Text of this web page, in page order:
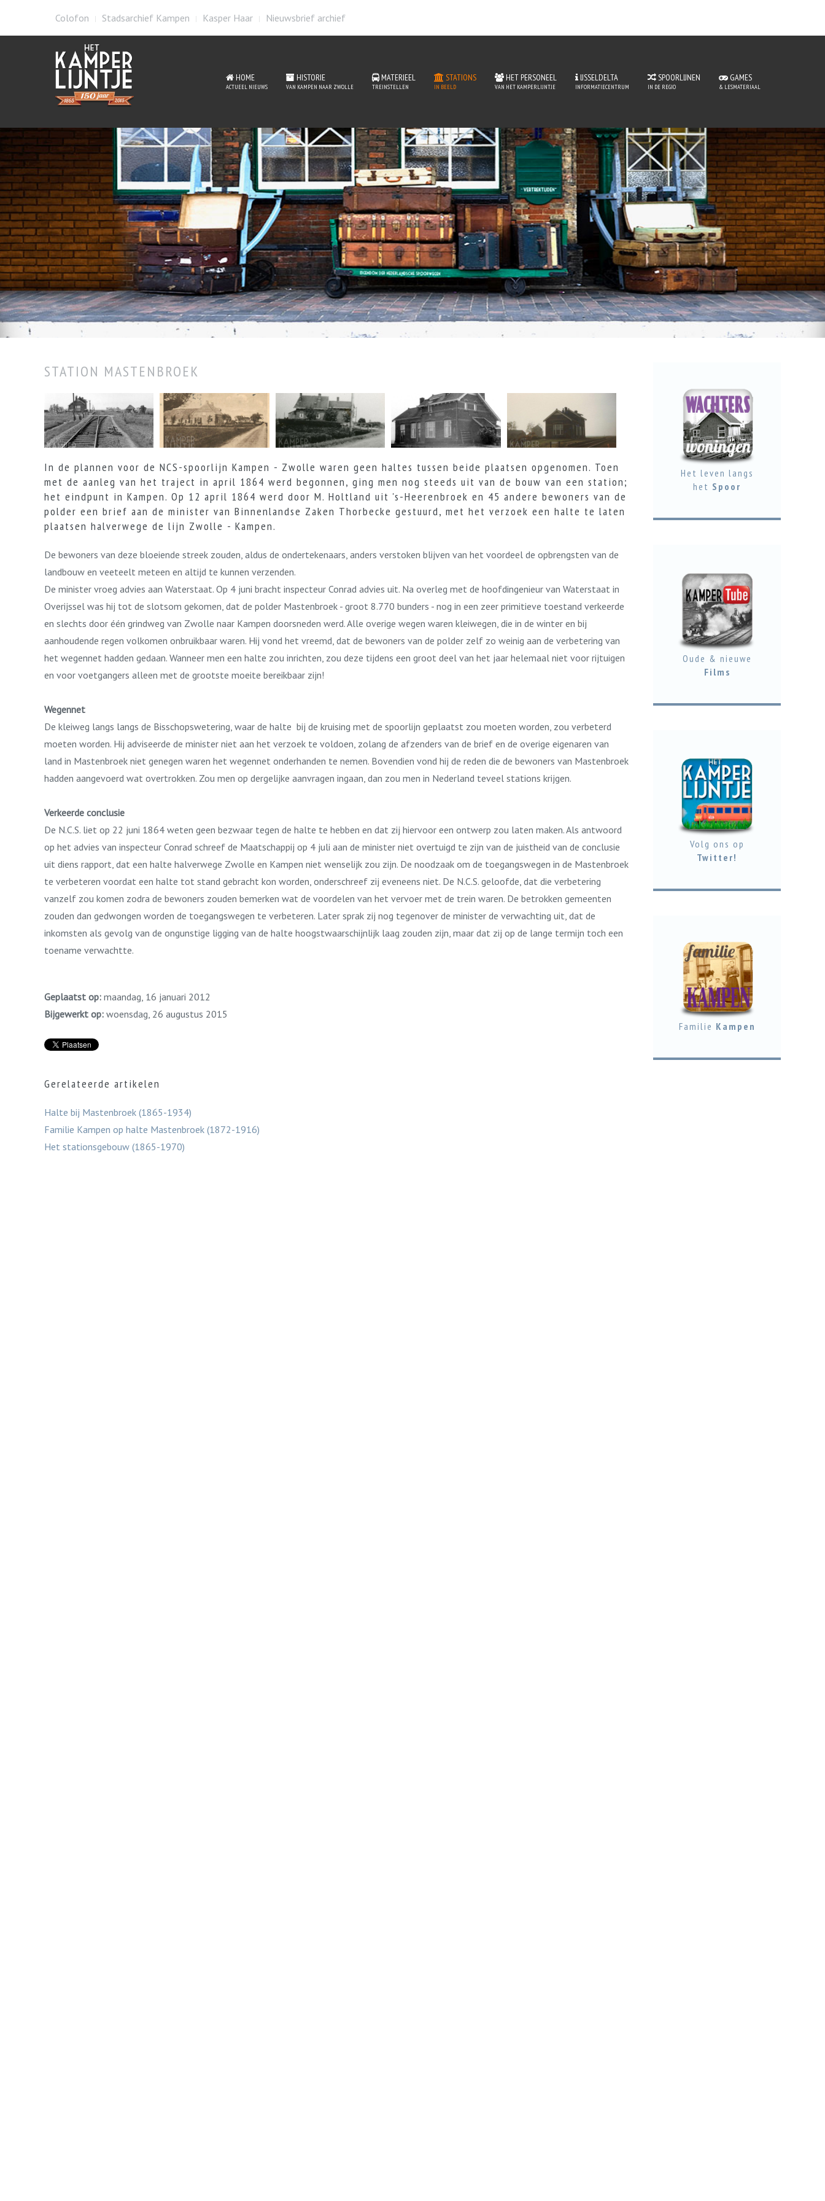
Colofon Stadsarchief Kampen Kasper Haar Nieuwsbrief archief
HOME
ACTUEEL NIEUWS
HISTORIE
VAN KAMPEN NAAR ZWOLLE
MATERIEEL
TREINSTELLEN
STATIONS
IN BEELD
HET PERSONEEL
VAN HET KAMPERLIJNTJE
IJSSELDELTA
INFORMATIECENTRUM
SPOORLIJNEN
IN DE REGIO
GAMES
& LESMATERIAAL
Stations van het Kamperlijntje
READ MORE
STATION MASTENBROEK
In de plannen voor de NCS-spoorlijn Kampen - Zwolle waren geen haltes tussen beide plaatsen opgenomen. Toen
met de aanleg van het traject in april 1864 werd begonnen, ging men nog steeds uit van de bouw van een station;
het eindpunt in Kampen. Op 12 april 1864 werd door M. Holtland uit 's-Heerenbroek en 45 andere bewoners van de
polder een brief aan de minister van Binnenlandse Zaken Thorbecke gestuurd, met het verzoek een halte te laten
plaatsen halverwege de lijn Zwolle - Kampen.
De bewoners van deze bloeiende streek zouden, aldus de ondertekenaars, anders verstoken blijven van het voordeel de opbrengsten van de
landbouw en veeteelt meteen en altijd te kunnen verzenden.
De minister vroeg advies aan Waterstaat. Op 4 juni bracht inspecteur Conrad advies uit. Na overleg met de hoofdingenieur van Waterstaat in
Overijssel was hij tot de slotsom gekomen, dat de polder Mastenbroek - groot 8.770 bunders - nog in een zeer primitieve toestand verkeerde
en slechts door één grindweg van Zwolle naar Kampen doorsneden werd. Alle overige wegen waren kleiwegen, die in de winter en bij
aanhoudende regen volkomen onbruikbaar waren. Hij vond het vreemd, dat de bewoners van de polder zelf zo weinig aan de verbetering van
het wegennet hadden gedaan. Wanneer men een halte zou inrichten, zou deze tijdens een groot deel van het jaar helemaal niet voor rijtuigen
en voor voetgangers alleen met de grootste moeite bereikbaar zijn!
Wegennet
De kleiweg langs langs de Bisschopswetering, waar de halte bij de kruising met de spoorlijn geplaatst zou moeten worden, zou verbeterd
moeten worden. Hij adviseerde de minister niet aan het verzoek te voldoen, zolang de afzenders van de brief en de overige eigenaren van
land in Mastenbroek niet genegen waren het wegennet onderhanden te nemen. Bovendien vond hij de reden die de bewoners van Mastenbroek
hadden aangevoerd wat overtrokken. Zou men op dergelijke aanvragen ingaan, dan zou men in Nederland teveel stations krijgen.
Verkeerde conclusie
De N.C.S. liet op 22 juni 1864 weten geen bezwaar tegen de halte te hebben en dat zij hiervoor een ontwerp zou laten maken. Als antwoord
op het advies van inspecteur Conrad schreef de Maatschappij op 4 juli aan de minister niet overtuigd te zijn van de juistheid van de conclusie
uit diens rapport, dat een halte halverwege Zwolle en Kampen niet wenselijk zou zijn. De noodzaak om de toegangswegen in de Mastenbroek
te verbeteren voordat een halte tot stand gebracht kon worden, onderschreef zij eveneens niet. De N.C.S. geloofde, dat die verbetering
vanzelf zou komen zodra de bewoners zouden bemerken wat de voordelen van het vervoer met de trein waren. De betrokken gemeenten
zouden dan gedwongen worden de toegangswegen te verbeteren. Later sprak zij nog tegenover de minister de verwachting uit, dat de
inkomsten als gevolg van de ongunstige ligging van de halte hoogstwaarschijnlijk laag zouden zijn, maar dat zij op de lange termijn toch een
toename verwachtte.
Geplaatst op: maandag, 16 januari 2012
Bijgewerkt op: woensdag, 26 augustus 2015
Gerelateerde artikelen
Halte bij Mastenbroek (1865-1934)
Familie Kampen op halte Mastenbroek (1872-1916)
Het stationsgebouw (1865-1970)
Het leven langs
het Spoor
Oude & nieuwe
Films
Volg ons op
Twitter!
Familie Kampen